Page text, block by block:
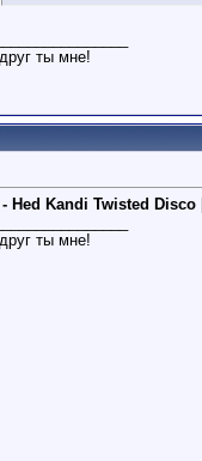
ты мне!
- Hed Kandi Twisted Disco
ты мне!